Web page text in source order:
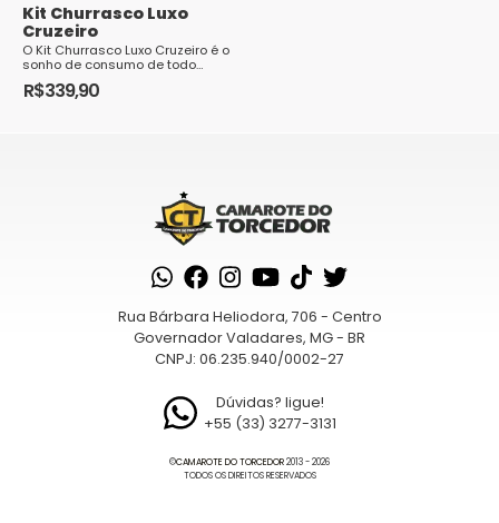
Kit Churrasco Luxo
Cruzeiro
O Kit Churrasco Luxo Cruzeiro é o
sonho de consumo de todo
torcedor apaixonado pelo clube.
Composto por uma variedade de
R$339,90
Rua Bárbara Heliodora, 706 - Centro
Governador Valadares, MG - BR
CNPJ: 06.235.940/0002-27
Dúvidas? ligue!
+55 (33) 3277-3131
©CAMAROTE DO TORCEDOR2013 - 2026
TODOS OS DIREITOS RESERVADOS